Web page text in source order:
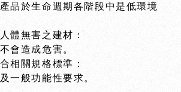
品於生命週期各階段中是低環境
體無害之建材：
會造成危害。
相關規格標準：
一般功能性要求。